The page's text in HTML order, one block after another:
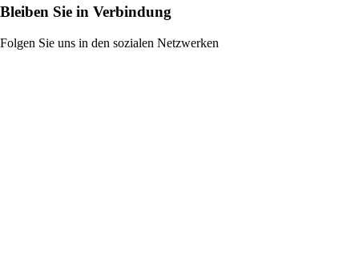
Bleiben Sie in Verbindung
Folgen Sie uns in den sozialen Netzwerken